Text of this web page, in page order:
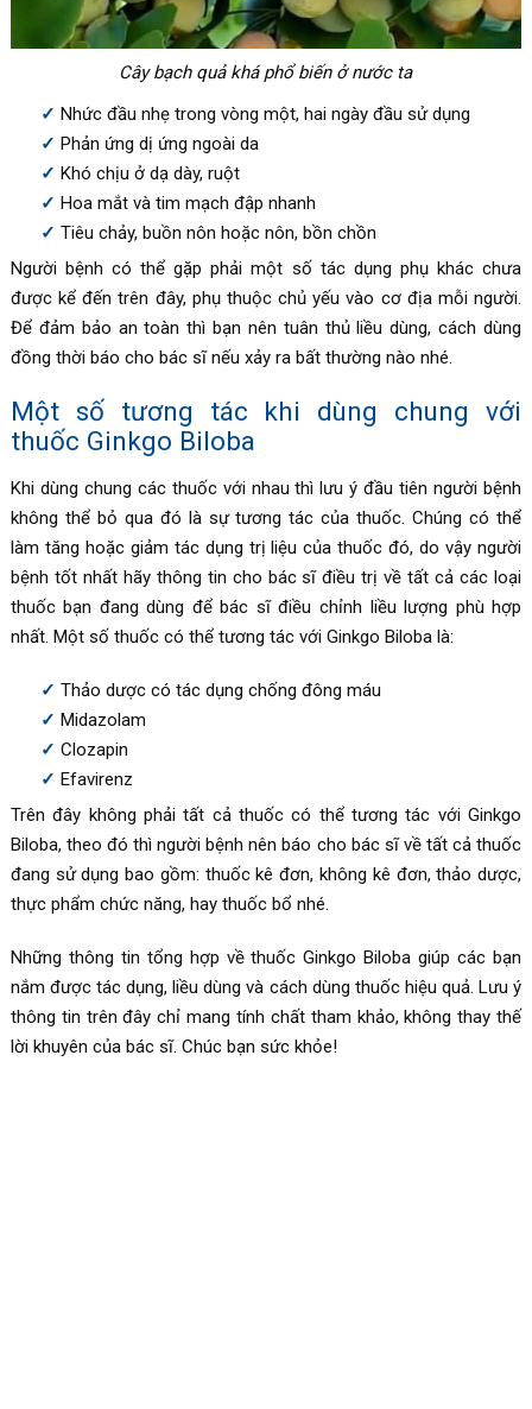
Cây bạch quả khá phổ biến ở nước ta
Nhức đầu nhẹ trong vòng một, hai ngày đầu sử dụng
Phản ứng dị ứng ngoài da
Khó chịu ở dạ dày, ruột
Hoa mắt và tim mạch đập nhanh
Tiêu chảy, buồn nôn hoặc nôn, bồn chồn
Người bệnh có thể gặp phải một số tác dụng phụ khác chưa
được kể đến trên đây, phụ thuộc chủ yếu vào cơ địa mỗi người.
Để đảm bảo an toàn thì bạn nên tuân thủ liều dùng, cách dùng
đồng thời báo cho bác sĩ nếu xảy ra bất thường nào nhé.
Một số tương tác khi dùng chung với
thuốc Ginkgo Biloba
Khi dùng chung các thuốc với nhau thì lưu ý đầu tiên người bệnh
không thể bỏ qua đó là sự tương tác của thuốc. Chúng có thể
làm tăng hoặc giảm tác dụng trị liệu của thuốc đó, do vậy người
bệnh tốt nhất hãy thông tin cho bác sĩ điều trị về tất cả các loại
thuốc bạn đang dùng để bác sĩ điều chỉnh liều lượng phù hợp
nhất. Một số thuốc có thể tương tác với Ginkgo Biloba là:
Thảo dược có tác dụng chống đông máu
Midazolam
Clozapin
Efavirenz
Trên đây không phải tất cả thuốc có thể tương tác vớiGinkgo
Biloba, theo đó thì người bệnh nên báo cho bác sĩ về tất cả thuốc
đang sử dụng bao gồm: thuốc kê đơn, không kê đơn, thảo dược,
thực phẩm chức năng, hay thuốc bổ nhé.
Những thông tin tổng hợp về thuốcGinkgo Biloba giúp các bạn
nắm được tác dụng, liều dùng và cách dùng thuốc hiệu quả. Lưu ý
thông tin trên đây chỉ mang tính chất tham khảo, không thay thế
lời khuyên của bác sĩ. Chúc bạn sức khỏe!